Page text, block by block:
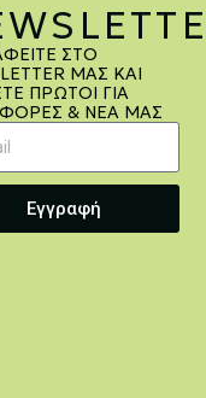
ΣΤΟ
ΜΑΣ ΚΑΙ
ΠΡΏΤΟΙ ΓΙΑ
& ΝΈΑ ΜΑΣ
Εγγραφή